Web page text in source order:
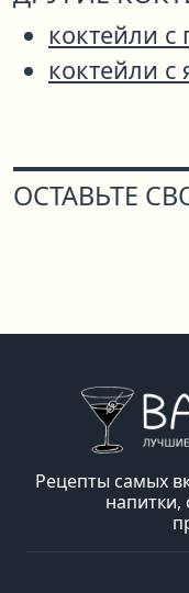
коктейли с
коктейли с
ОСТАВЬТЕ
Рецепты самых
напитки,